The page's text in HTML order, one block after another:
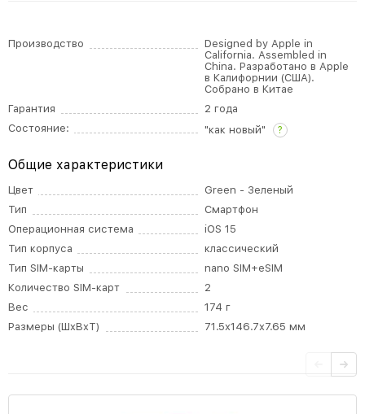
Производство
Designed by Apple in
California. Assembled in
China. Разработано в Apple
в Калифорнии (США).
Собрано в Китае
Гарантия
2 года
Состояние:
"как новый" ?
Общие характеристики
Цвет
Green - Зеленый
Тип
Смартфон
Операционная система
iOS 15
Тип корпуса
классический
Тип SIM-карты
nano SIM+eSIM
Количество SIM-карт
2
Вес
174 г
Размеры (ШxВxТ)
71.5x146.7x7.65 мм